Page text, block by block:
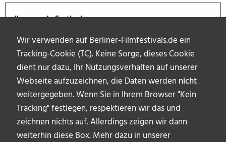
Wir verwenden auf Berliner-Filmfestivals.de ein
Tracking-Cookie (TC). Keine Sorge, dieses Cookie
dient nur dazu, Ihr Nutzungsverhalten auf unserer
Webseite aufzuzeichnen, die Daten werden nicht
weitergegeben. Wenn Sie in Ihrem Browser "Kein
Tracking" festlegen, respektieren wir das und
zeichnen nichts auf. Allerdings zeigen wir dann
weiterhin diese Box. Mehr dazu in unserer
Kommende Festivals